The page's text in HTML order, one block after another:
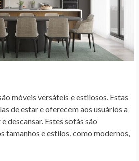
móveis versáteis e estilosos. Estas
de estar e oferecem aos usuários a
descansar. Estes sofás são
tamanhos e estilos, como modernos,